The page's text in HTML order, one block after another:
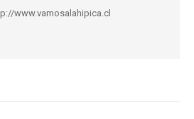
www.vamosalahipica.cl